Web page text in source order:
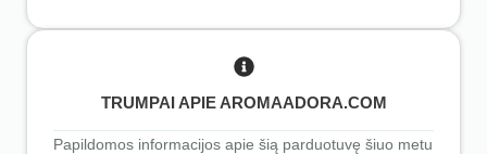
TRUMPAI APIE AROMAADORA.COM
Papildomos informacijos apie šią parduotuvę šiuo metu